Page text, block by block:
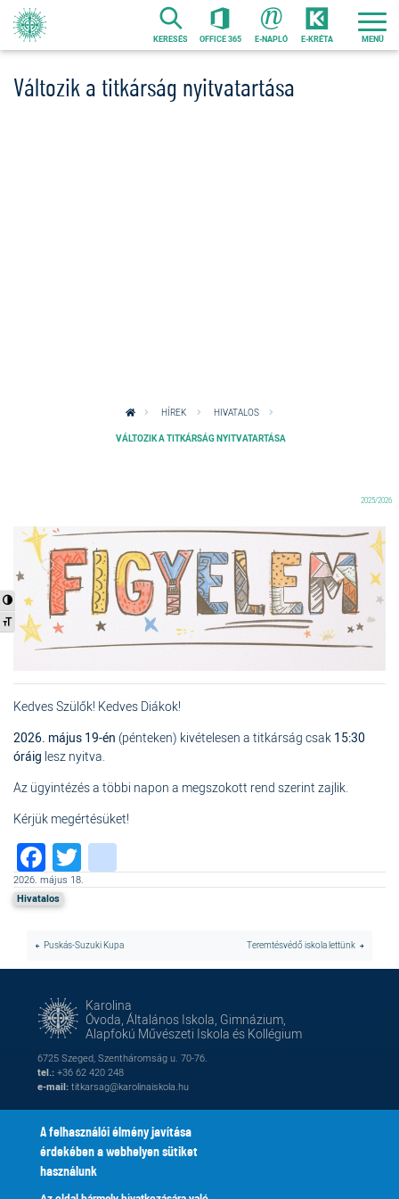
Ugrás
a
tartalomra
Nagy kontraszt váltása
Betűméret váltása
KERESÉS OFFICE 365 E-NAPLÓ E-KRÉTA
Változik a titkárság nyitvatartása
HÍREK HIVATALOS
VÁLTOZIK A TITKÁRSÁG NYITVATARTÁSA
2025/2026
Kedves Szülők! Kedves Diákok!
2026. május 19-én (pénteken) kivételesen a titkárság csak 15:30
óráig lesz nyitva.
Az ügyintézés a többi napon a megszokott rend szerint zajlik.
Kérjük megértésüket!
Facebook
Twitter
2026. május 18.
Hivatalos
Puskás-Suzuki Kupa Teremtésvédő iskola lettünk
Karolina
Óvoda, Általános Iskola, Gimnázium,
Alapfokú Művészeti Iskola és Kollégium
6725 Szeged, Szentháromság u. 70-76.
tel.: +36 62 420 248
e-mail: titkarsag@karolinaiskola.hu
A felhasználói élmény javítása
érdekében a webhelyen sütiket
használunk